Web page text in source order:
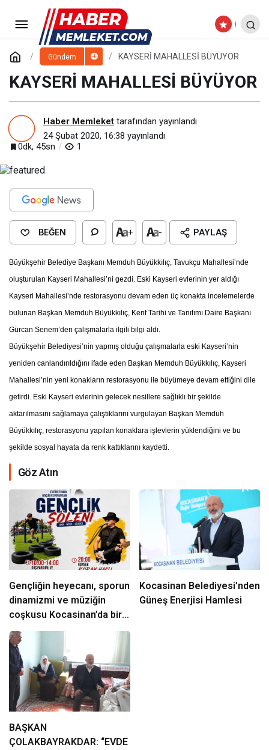
Gündem KAYSERİ MAHALLESİ BÜYÜYOR
KAYSERİ MAHALLESİ BÜYÜYOR
Haber Memleket tarafından yayınlandı
24 Şubat 2020, 16:38 yayınlandı
0dk, 45sn
1
BEĞEN + - PAYLAŞ
Büyükşehir Belediye Başkanı Memduh Büyükkılıç, Tavukçu Mahallesi’nde
oluşturulan Kayseri Mahallesi’ni gezdi. Eski Kayseri evlerinin yer aldığı
Kayseri Mahallesi’nde restorasyonu devam eden üç konakta incelemelerde
bulunan Başkan Memduh Büyükkılıç, Kent Tarihi ve Tanıtımı Daire Başkanı
Gürcan Senem’den çalışmalarla ilgili bilgi aldı.
Büyükşehir Belediyesi’nin yapmış olduğu çalışmalarla eski Kayseri’nin
yeniden canlandırıldığını ifade eden Başkan Memduh Büyükkılıç, Kayseri
Mahallesi’nin yeni konakların restorasyonu ile büyümeye devam ettiğini dile
getirdi. Eski Kayseri evlerinin gelecek nesillere sağlıklı bir şekilde
aktarılmasını sağlamaya çalıştıklarını vurgulayan Başkan Memduh
Büyükkılıç, restorasyonu yapılan konaklara işlevlerin yüklendiğini ve bu
şekilde sosyal hayata da renk kattıklarını kaydetti.
Göz Atın
Gençliğin heyecanı, sporun
dinamizmi ve müziğin
coşkusu Kocasinan’da bir
araya geliyor!
Kocasinan Belediyesi’nden
Güneş Enerjisi Hamlesi
BAŞKAN
ÇOLAKBAYRAKDAR: “EVDE
KAYSERİ MAHALLESİ BÜYÜYOR
Yorum Yap